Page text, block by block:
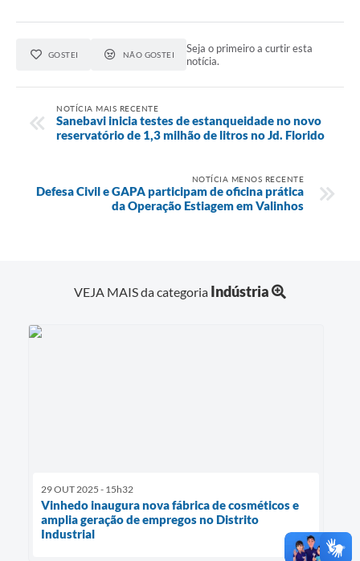
GOSTEI NÃO GOSTEI
Seja o primeiro a curtir esta
notícia.
NOTÍCIA MAIS RECENTE
Sanebavi inicia testes de estanqueidade no novo
reservatório de 1,3 milhão de litros no Jd. Florido
NOTÍCIA MENOS RECENTE
Defesa Civil e GAPA participam de oficina prática
da Operação Estiagem em Valinhos
VEJA MAIS da categoria Indústria
29 OUT 2025 - 15h32
Vinhedo inaugura nova fábrica de cosméticos e
amplia geração de empregos no Distrito
Industrial